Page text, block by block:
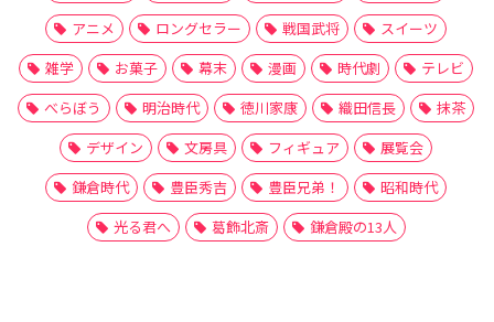
アニメ
ロングセラー 戦国武将
スイーツ
雑学
お菓子 幕末 漫画 時代劇
テレビ
べらぼう
明治時代 徳川家康 織田信長
抹茶
デザイン
文房具 フィギュア
展覧会
鎌倉時代
豊臣秀吉 豊臣兄弟！
昭和時代
光る君へ
葛飾北斎 鎌倉殿の13人